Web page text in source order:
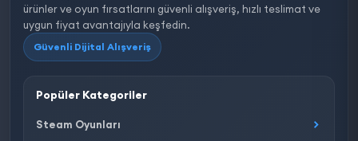
ürünler ve oyun fırsatlarını güvenli alışveriş, hızlı teslimat ve
uygun fiyat avantajıyla keşfedin.
Güvenli Dijital Alışveriş
Popüler Kategoriler
Steam Oyunları